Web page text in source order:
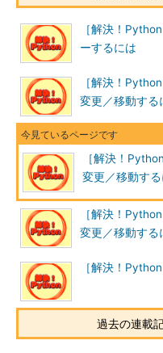
［解決！
ーするには
［解決！
変更／移動す
［解決！
変更／移動す
［解決！
変更／移動する
［解決！
過去の連載